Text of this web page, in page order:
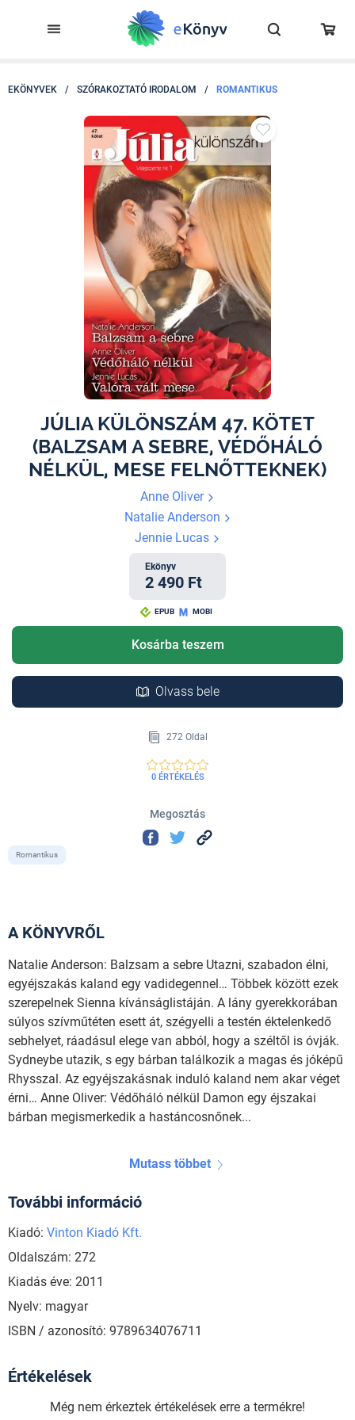
EKÖNYVEK / SZÓRAKOZTATÓ IRODALOM / ROMANTIKUS
JÚLIA KÜLÖNSZÁM 47. KÖTET
(BALZSAM A SEBRE, VÉDŐHÁLÓ
NÉLKÜL, MESE FELNŐTTEKNEK)
Anne Oliver
Natalie Anderson
Jennie Lucas
Ekönyv
2 490 Ft
EPUB MOBI
Kosárba teszem
Olvass bele
272 Oldal
0 ÉRTÉKELÉS
Megosztás
Romantikus
A KÖNYVRŐL
Natalie Anderson: Balzsam a sebre Utazni, szabadon élni,
egyéjszakás kaland egy vadidegennel… Többek között ezek
szerepelnek Sienna kívánságlistáján. A lány gyerekkorában
súlyos szívműtéten esett át, szégyelli a testén éktelenkedő
sebhelyet, ráadásul elege van abból, hogy a széltől is óvják.
Sydneybe utazik, s egy bárban találkozik a magas és jóképű
Rhysszal. Az egyéjszakásnak induló kaland nem akar véget
érni… Anne Oliver: Védőháló nélkül Damon egy éjszakai
bárban megismerkedik a hastáncosnőnek...
Mutass többet
További információ
Kiadó: Vinton Kiadó Kft.
Oldalszám: 272
Kiadás éve: 2011
Nyelv: magyar
ISBN / azonosító: 9789634076711
Értékelések
Még nem érkeztek értékelések erre a termékre!